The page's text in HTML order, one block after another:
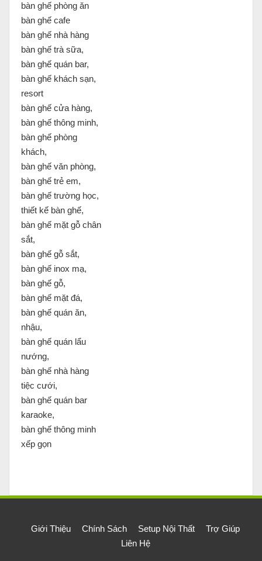
bàn ghế phòng ăn
bàn ghế cafe
bàn ghế nhà hàng
bàn ghế trà sữa,
bàn ghế quán bar,
bàn ghế khách sạn,
resort
bàn ghế cửa hàng,
bàn ghế thông minh,
bàn ghế phòng
khách,
bàn ghế văn phòng,
bàn ghế trẻ em,
bàn ghế trường học,
thiết kế bàn ghế,
bàn ghế mặt gỗ chân
sắt,
bàn ghế gỗ sắt,
bàn ghế inox mạ,
bàn ghế gỗ,
bàn ghế mặt đá,
bàn ghế quán ăn,
nhậu,
bàn ghế quán lẩu
nướng,
bàn ghế nhà hàng
tiệc cưới,
bàn ghế quán bar
karaoke,
bàn ghế thông minh
xếp gọn
Giới Thiệu Chính Sách Setup Nội Thất
Trợ Giúp
Liên Hệ